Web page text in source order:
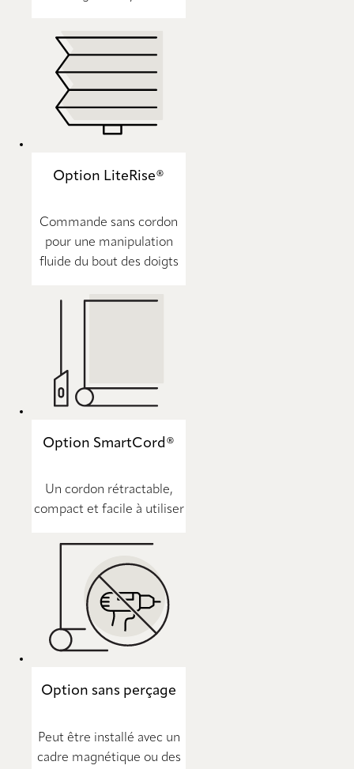
Option LiteRise®
Commande sans cordon
pour une manipulation
fluide du bout des doigts
Option SmartCord®
Un cordon rétractable,
compact et facile à utiliser
Option sans perçage
Peut être installé avec un
cadre magnétique ou des